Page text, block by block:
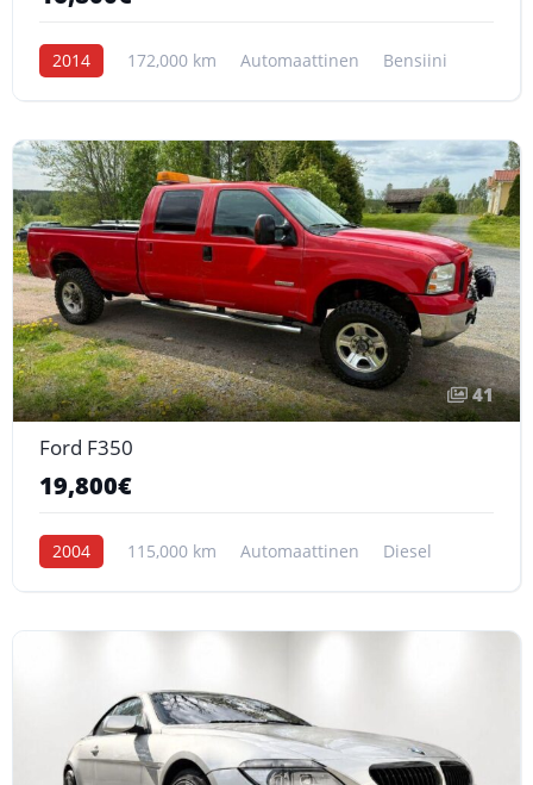
2014 172,000 km Automaattinen Bensiini
41
Ford F350
19,800€
2004 115,000 km Automaattinen Diesel